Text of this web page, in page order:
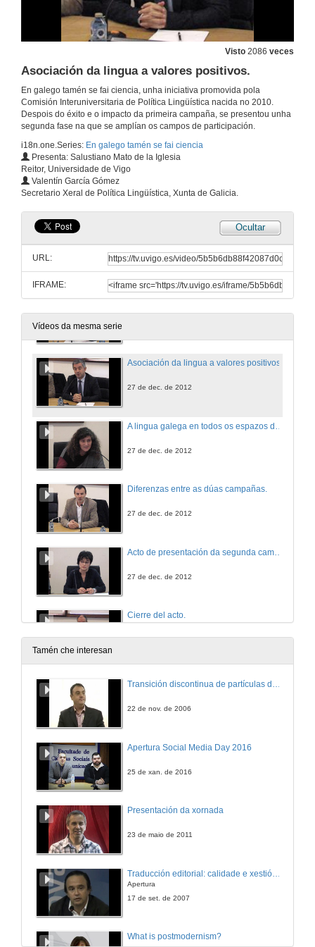
Visto 2086 veces
Asociación da lingua a valores positivos.
En galego tamén se fai ciencia, unha iniciativa promovida pola
Comisión Interuniversitaria de Política Lingüística nacida no 2010.
Despois do éxito e o impacto da primeira campaña, se presentou unha
segunda fase na que se amplían os campos de participación.
i18n.one.Series: En galego tamén se fai ciencia
Presenta: Salustiano Mato de la Iglesia
Reitor, Universidade de Vigo
Valentín García Gómez
Secretario Xeral de Política Lingüística, Xunta de Galicia.
Ocultar
URL:
IFRAME:
Vídeos da mesma serie
3 de nov. de 2012
3 de nov. de 2012
Klara Kadlecová
Manuel Vicente
3 de nov. de 2012
3 de nov. de 2012
Apertura do acto.
Asociación da lingua a valores positivos.
27 de dec. de 2012
27 de dec. de 2012
Diferenzas entre as dúas campañas.
27 de dec. de 2012
27 de dec. de 2012
Cierre del acto.
27 de dec. de 2012
Tamén che interesan
Transición discontinua de partículas de microgel termosensible
22 de nov. de 2006
Apertura Social Media Day 2016
25 de xan. de 2016
Presentación da xornada
23 de maio de 2011
Apertura
17 de set. de 2007
What is postmodernism?